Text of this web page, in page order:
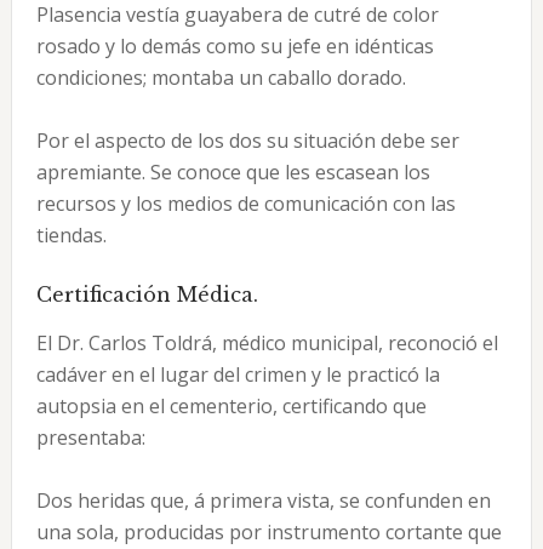
Plasencia vestía guayabera de cutré de color
rosado y lo demás como su jefe en idénticas
condiciones; montaba un caballo dorado.
Por el aspecto de los dos su situación debe ser
apremiante. Se conoce que les escasean los
recursos y los medios de comunicación con las
tiendas.
Certificación Médica.
El Dr. Carlos Toldrá, médico municipal, reconoció el
cadáver en el lugar del crimen y le practicó la
autopsia en el cementerio, certificando que
presentaba:
Dos heridas que, á primera vista, se confunden en
una sola, producidas por instrumento cortante que